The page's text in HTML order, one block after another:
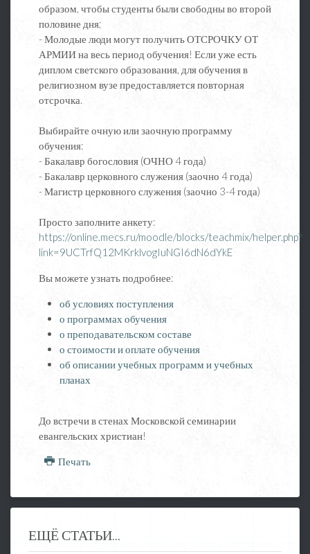
образом, чтобы студенты были свободны во второй
половине дня;
- Молодые люди могут получить ОТСРОЧКУ ОТ
АРМИИ на весь период обучения! Если уже есть
диплом светского образования, для обучения в
религиозном вузе предоставляется повторная
отсрочка.
Выбирайте очную или заочную программу
обучения:
- Бакалавр богословия (ОЧНО 4 года)
- Бакалавр церковного служения (заочно 4 года)
- Магистр церковного служения (заочно 3-4 года)
Просто заполните анкету:
https://online.mecs.ru/moodle/blocks/teachmix/helper.php?
link=9UCTrfQ12MKrklvogIuNGI6dN6dYkE
Вы можете узнать подробнее:
об условиях поступления
о программах обучения
о преподавательском составе
о стоимости и оплате обучения
об описании учебных программ и учебных
планах
До встречи в стенах Московской семинарии
евангельских христиан!
Печать
ЕЩЁ СТАТЬИ...